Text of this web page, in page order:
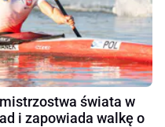
świata w
i zapowiada walkę o